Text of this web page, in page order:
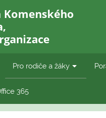
Pro rodiče a žáky
365